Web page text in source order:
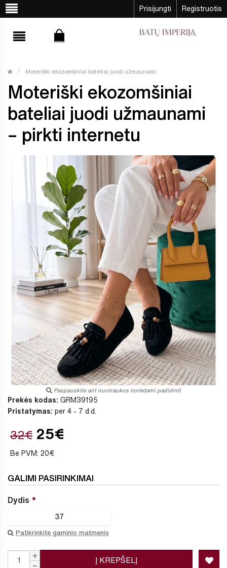
Prisijungti Registruotis
Moteriški ekozomšiniai bateliai juodi užmaunami
Moteriški ekozomšiniai
bateliai juodi užmaunami
– pirkti internetu
Paspauskite ant nuotraukos norėdami padidinti
Prekės kodas: GRM39195
Pristatymas: per 4 - 7 d.d.
32€ 25€
Be PVM: 20€
GALIMI PASIRINKIMAI
Dydis
37
Patikrinkite gaminio matmenis
Į KREPŠELĮ